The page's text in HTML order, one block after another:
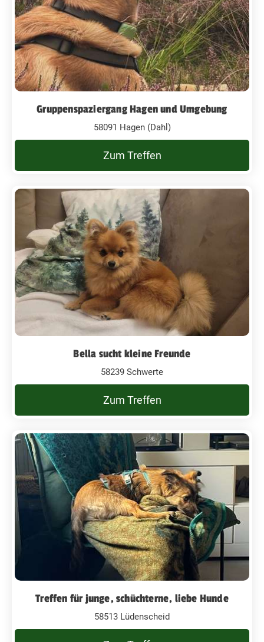
Gruppenspaziergang Hagen und Umgebung
58091 Hagen (Dahl)
Zum Treffen
Bella sucht kleine Freunde
58239 Schwerte
Zum Treffen
Treffen für junge, schüchterne, liebe Hunde
58513 Lüdenscheid